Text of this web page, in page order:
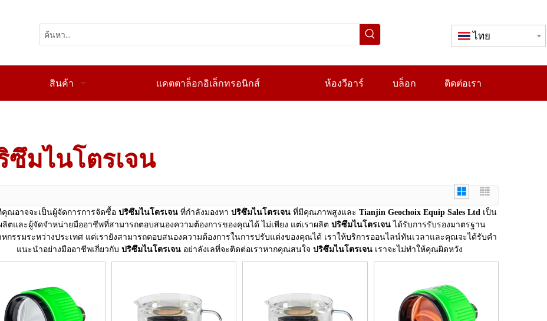
ไทย
สินค้า แคตตาล็อกอิเล็กทรอนิกส์ ห้องวีอาร์ บล็อก ติดต่อเรา
ซึมไนโตรเจน
คุณอาจจะเป็นผู้จัดการการจัดซื้อ ปริซึมไนโตรเจนที่กำลังมองหา ปริซึมไนโตรเจนที่มีคุณภาพสูงและ Tianjin Geochoix Equip Sales Ltdเป็น
ลิตและผู้จัดจำหน่ายมืออาชีพที่สามารถตอบสนองความต้องการของคุณได้ ไม่เพียง แต่เราผลิต ปริซึมไนโตรเจน ได้รับการรับรองมาตรฐาน
หกรรมระหว่างประเทศ แต่เรายังสามารถตอบสนองความต้องการในการปรับแต่งของคุณได้ เราให้บริการออนไลน์ทันเวลาและคุณจะได้รับคำ
แนะนำอย่างมืออาชีพเกี่ยวกับ ปริซึมไนโตรเจนอย่าลังเลที่จะติดต่อเราหากคุณสนใจ ปริซึมไนโตรเจนเราจะไม่ทำให้คุณผิดหวัง